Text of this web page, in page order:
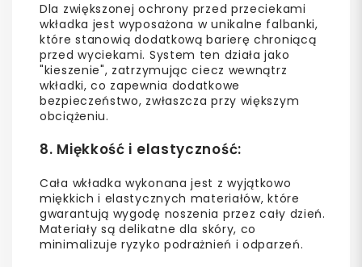
Dla zwiększonej ochrony przed przeciekami
wkładka jest wyposażona w unikalne falbanki,
które stanowią dodatkową barierę chroniącą
przed wyciekami. System ten działa jako
"kieszenie", zatrzymując ciecz wewnątrz
wkładki, co zapewnia dodatkowe
bezpieczeństwo, zwłaszcza przy większym
obciążeniu.
8. Miękkość i elastyczność:
Cała wkładka wykonana jest z wyjątkowo
miękkich i elastycznych materiałów, które
gwarantują wygodę noszenia przez cały dzień.
Materiały są delikatne dla skóry, co
minimalizuje ryzyko podrażnień i odparzeń.